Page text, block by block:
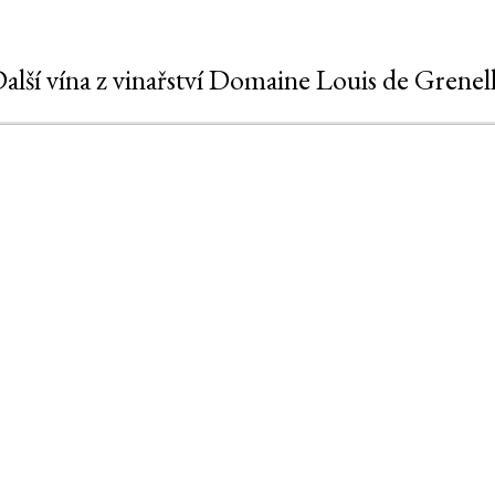
vína z vinařství Domaine Louis de